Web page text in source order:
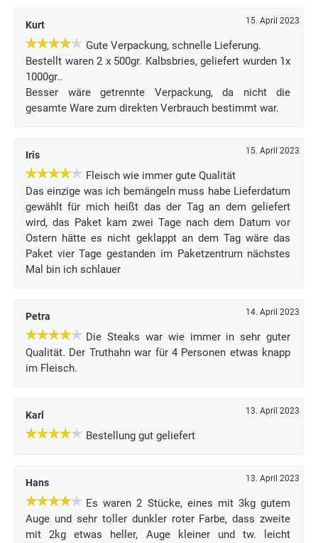
Kurt 15. April 2023
Gute Verpackung, schnelle Lieferung.
Bestellt waren 2 x 500gr. Kalbsbries, geliefert wurden 1x
1000gr..
Besser wäre getrennte Verpackung, da nicht die
gesamte Ware zum direkten Verbrauch bestimmt war.
Iris 15. April 2023
Fleisch wie immer gute Qualität
Das einzige was ich bemängeln muss habe Lieferdatum
gewählt für mich heißt das der Tag an dem geliefert
wird, das Paket kam zwei Tage nach dem Datum vor
Ostern hätte es nicht geklappt an dem Tag wäre das
Paket vier Tage gestanden im Paketzentrum nächstes
Mal bin ich schlauer
Petra 14. April 2023
Die Steaks war wie immer in sehr guter
Qualität. Der Truthahn war für 4 Personen etwas knapp
im Fleisch.
Karl 13. April 2023
Bestellung gut geliefert
Hans 13. April 2023
Es waren 2 Stücke, eines mit 3kg gutem
Auge und sehr toller dunkler roter Farbe, dass zweite
mit 2kg etwas heller, Auge kleiner und tw. leicht